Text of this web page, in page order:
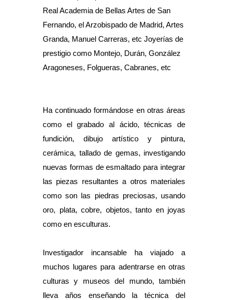
Real Academia de Bellas Artes de San
Fernando, el Arzobispado de Madrid, Artes
Granda, Manuel Carreras, etc Joyerías de
prestigio como Montejo, Durán, González
Aragoneses, Folgueras, Cabranes, etc
Ha continuado formándose en otras áreas
como el grabado al ácido, técnicas de
fundición, dibujo artístico y pintura,
cerámica, tallado de gemas, investigando
nuevas formas de esmaltado para integrar
las piezas resultantes a otros materiales
como son las piedras preciosas, usando
oro, plata, cobre, objetos, tanto en joyas
como en esculturas.
Investigador incansable ha viajado a
muchos lugares para adentrarse en otras
culturas y museos del mundo, también
lleva años enseñando la técnica del